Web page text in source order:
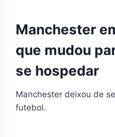
Manchester
que mudou
se hospedar
Manchester deixou de
futebol.